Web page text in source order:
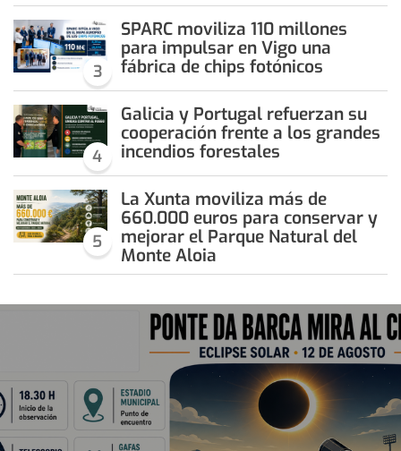
3
SPARC moviliza 110 millones
para impulsar en Vigo una
fábrica de chips fotónicos
4
Galicia y Portugal refuerzan su
cooperación frente a los grandes
incendios forestales
5
La Xunta moviliza más de
660.000 euros para conservar y
mejorar el Parque Natural del
Monte Aloia